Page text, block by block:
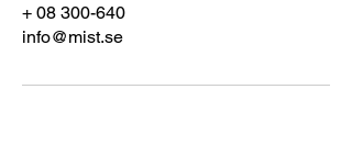
+ 08 300-640
info@mist.se